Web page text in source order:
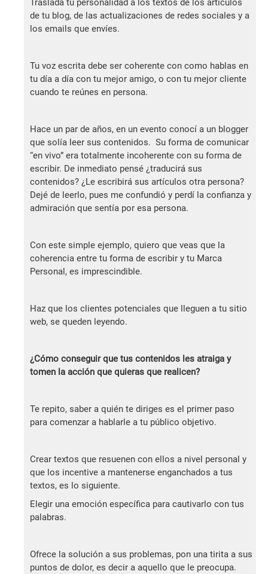
Traslada tu personalidad a los textos de los artículos
de tu blog, de las actualizaciones de redes sociales y a
los emails que envíes.
Tu voz escrita debe ser coherente con como hablas en
tu día a día con tu mejor amigo, o con tu mejor cliente
cuando te reúnes en persona.
Hace un par de años, en un evento conocí a un blogger
que solía leer sus contenidos. Su forma de comunicar
“en vivo” era totalmente incoherente con su forma de
escribir. De inmediato pensé ¿traducirá sus
contenidos? ¿Le escribirá sus artículos otra persona?
Dejé de leerlo, pues me confundió y perdí la confianza y
admiración que sentía por esa persona.
Con este simple ejemplo, quiero que veas que la
coherencia entre tu forma de escribir y tu Marca
Personal, es imprescindible.
Haz que los clientes potenciales que lleguen a tu sitio
web, se queden leyendo.
¿Cómo conseguir que tus contenidos les atraiga y
tomen la acción que quieras que realicen?
Te repito, saber a quién te diriges es el primer paso
para comenzar a hablarle a tu público objetivo.
Crear textos que resuenen con ellos a nivel personal y
que los incentive a mantenerse enganchados a tus
textos, es lo siguiente.
Elegir una emoción específica para cautivarlo con tus
palabras.
Ofrece la solución a sus problemas, pon una tirita a sus
puntos de dolor, es decir a aquello que le preocupa.